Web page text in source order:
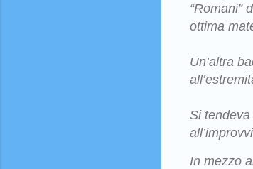
“Romani”
ottima
Un’altra
Si
In mezzo